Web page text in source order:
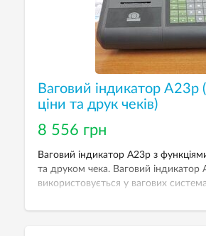
Ваговий індикатор А23р
ціни та друк чеків)
8 556 грн
Ваговий індикатор А23р з
та друком чека. Ваговий індикатор
використовується у вагових
підлогових, платформних,